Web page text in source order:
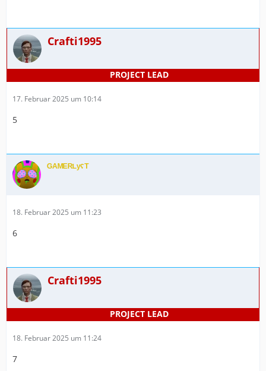
Crafti1995
17. Februar 2025 um 10:14
5
ᴳᴬᴹᴱᴿᴸʸˁᵀ
18. Februar 2025 um 11:23
6
Crafti1995
18. Februar 2025 um 11:24
7